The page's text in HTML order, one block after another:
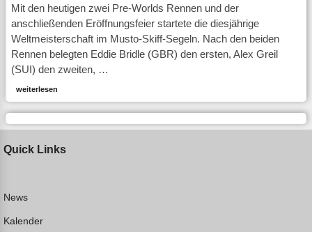
Mit den heutigen zwei Pre-Worlds Rennen und der
anschließenden Eröffnungsfeier startete die diesjährige
Weltmeisterschaft im Musto-Skiff-Segeln. Nach den beiden
Rennen belegten Eddie Bridle (GBR) den ersten, Alex Greil
(SUI) den zweiten, …
weiterlesen
Quick Links
News
Kalender